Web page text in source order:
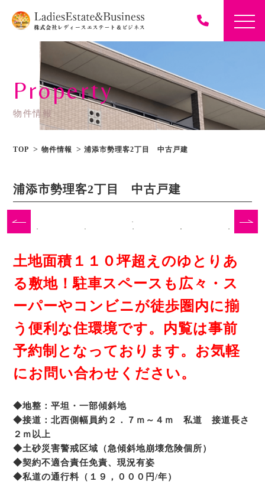
Property
物件情報
TOP 物件情報 浦添市勢理客2丁目 中古戸建
浦添市勢理客2丁目 中古戸建
土地面積１１０坪超えのゆとりあ
る敷地！駐車スペースも広々・ス
ーパーやコンビニが徒歩圏内に揃
う便利な住環境です。内覧は事前
予約制となっております。お気軽
にお問い合わせください。
◆地整：平坦・一部傾斜地
◆接道：北西側幅員約２．７ｍ～４ｍ 私道 接道長さ
２ｍ以上
◆土砂災害警戒区域（急傾斜地崩壊危険個所）
◆契約不適合責任免責、現況有姿
◆私道の通行料（１９，０００円/年）